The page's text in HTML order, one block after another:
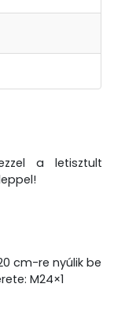
a letisztult
cm-re nyúlik be
M24×1